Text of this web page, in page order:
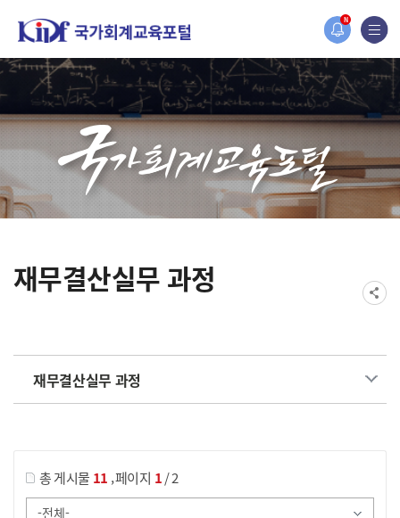
N
홈페이지가 새롭게 개편되었습니다.
한국조세재정연구원홈페이지가 새롭게 개설되었습니다.
재무결산실무 과정
재무결산실무 과정
총 게시물 11 ,페이지 1/ 2